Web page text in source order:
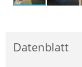
Datenblatt